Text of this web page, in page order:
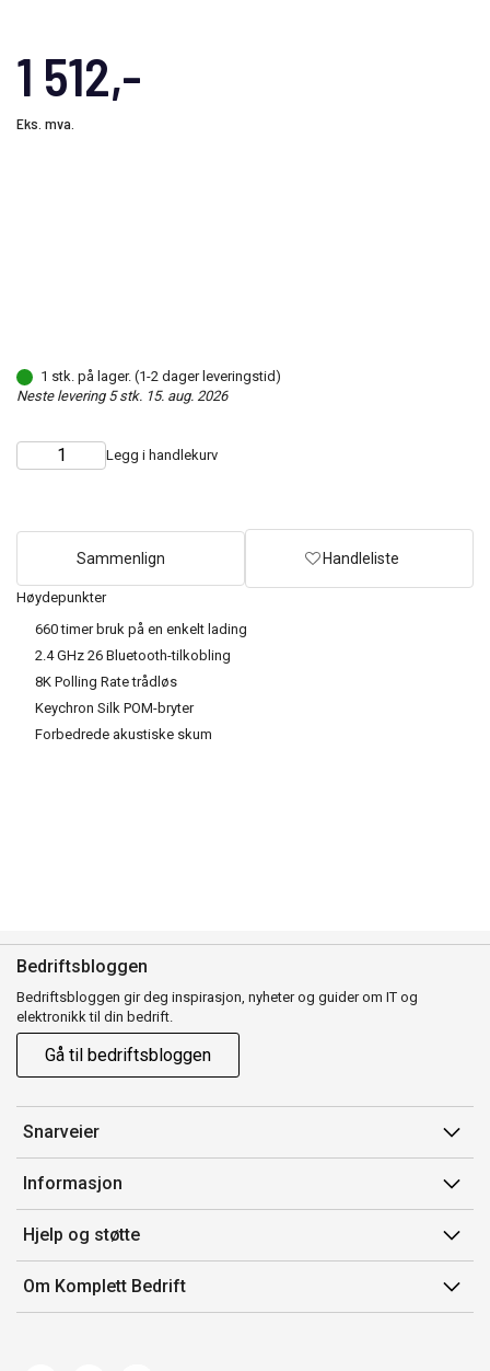
Høydepunkter
660 timer bruk på en enkelt lading
2.4 GHz 26 Bluetooth-tilkobling
8K Polling Rate trådløs
Keychron Silk POM-bryter
Forbedrede akustiske skum
1 512,-
Eks. mva.
1 stk. på lager. (1-2 dager leveringstid)
Neste levering 5 stk. 15. aug. 2026
Choose
Quantity Legg i handlekurv
Sammenlign Handleliste
Bedriftsbloggen
Bedriftsbloggen gir deg inspirasjon, nyheter og guider om IT og
elektronikk til din bedrift.
Gå til bedriftsbloggen
Snarveier
Min side
Ordreoversikt
Mine produkter
Informasjon
Salgsbetingelser
Avtalevilkår for Komplett Bedrift Pluss
Produsenter
Hjelp og støtte
Kontakt oss
Retur
Om Komplett Bedrift